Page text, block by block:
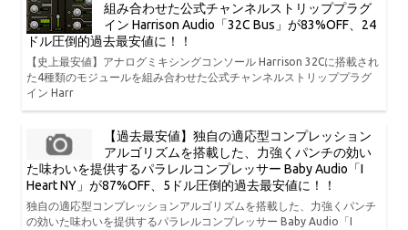
組み合わせた公式チャンネルストリッププラグ
イン Harrison Audio「32C Bus」が83%OFF、24
ドル圧倒的過去最安値に！！
【史上最安値】アナログミキシングコンソール Harrison 32Cに搭載され
た4種類のモジュールを組み合わせた公式チャンネルストリッププラグ
イン Harr
【過去最安値】独自の適応型コンプレッション
アルゴリズムを搭載した、力強くパンチの効い
た味わいを提供するパラレルコンプレッサー Baby Audio「I
Heart NY」が87%OFF、5ドル圧倒的過去最安値に！！
独自の適応型コンプレッションアルゴリズムを搭載した、力強くパンチ
の効いた味わいを提供するパラレルコンプレッサー Baby Audio「I